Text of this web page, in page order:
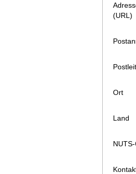
(URL)
Ort
Land